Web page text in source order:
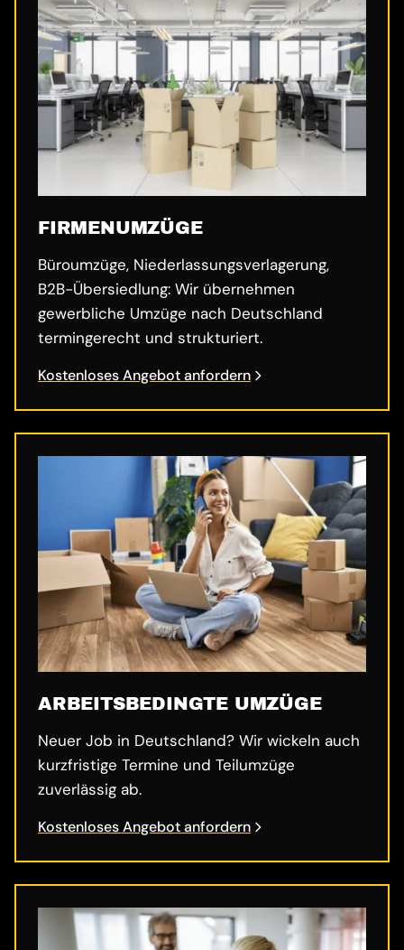
FIRMENUMZÜGE
Büroumzüge, Niederlassungsverlagerung,
B2B-Übersiedlung: Wir übernehmen
gewerbliche Umzüge nach Deutschland
termingerecht und strukturiert.
Kostenloses Angebot anfordern
ARBEITSBEDINGTE UMZÜGE
Neuer Job in Deutschland? Wir wickeln auch
kurzfristige Termine und Teilumzüge
zuverlässig ab.
Kostenloses Angebot anfordern